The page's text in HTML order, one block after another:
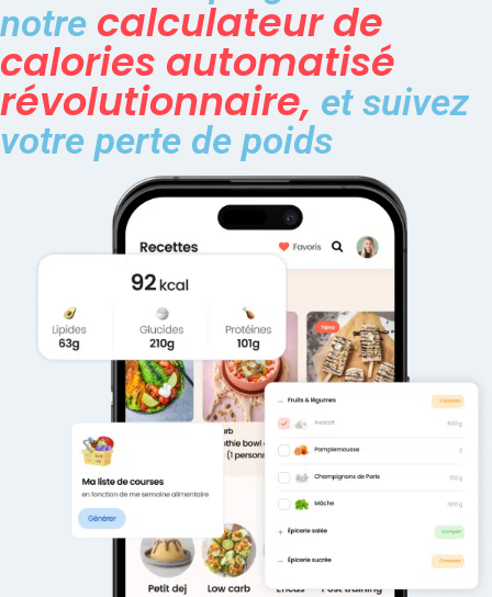
notre calculateur de
calories automatisé
révolutionnaire, et suivez
votre perte de poids